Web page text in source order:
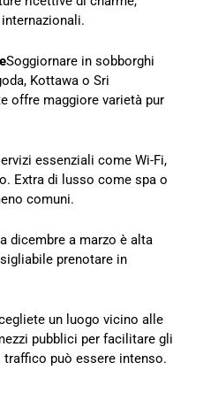
Soggiornare in sobborghi
Kottawa o Sri
offre maggiore varietà pur
essenziali come Wi-Fi,
Extra di lusso come spa o
comuni.
dicembre a marzo è alta
prenotare in
un luogo vicino alle
pubblici per facilitare gli
può essere intenso.